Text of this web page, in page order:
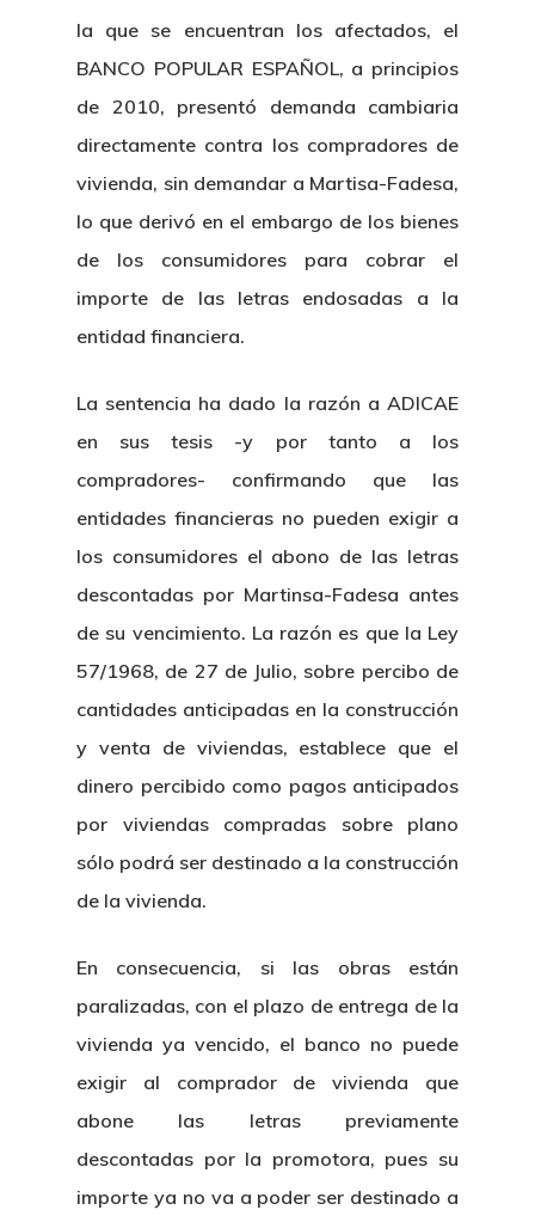
la que se encuentran los afectados, el
BANCO POPULAR ESPAÑOL, a principios
de 2010, presentó demanda cambiaria
directamente contra los compradores de
vivienda, sin demandar a Martisa-Fadesa,
lo que derivó en el embargo de los bienes
de los consumidores para cobrar el
importe de las letras endosadas a la
entidad financiera.
La sentencia ha dado la razón a ADICAE
en sus tesis -y por tanto a los
compradores- confirmando que las
entidades financieras no pueden exigir a
los consumidores el abono de las letras
descontadas por Martinsa-Fadesa antes
de su vencimiento. La razón es que la Ley
57/1968, de 27 de Julio, sobre percibo de
cantidades anticipadas en la construcción
y venta de viviendas, establece que el
dinero percibido como pagos anticipados
por viviendas compradas sobre plano
sólo podrá ser destinado a la construcción
de la vivienda.
En consecuencia, si las obras están
paralizadas, con el plazo de entrega de la
vivienda ya vencido, el banco no puede
exigir al comprador de vivienda que
abone las letras previamente
descontadas por la promotora, pues su
importe ya no va a poder ser destinado a